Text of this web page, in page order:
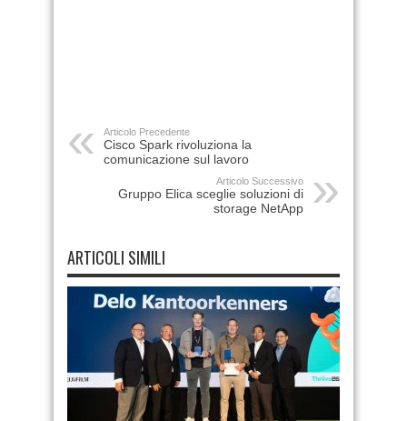
Articolo Precedente
Cisco Spark rivoluziona la
comunicazione sul lavoro
Articolo Successivo
Gruppo Elica sceglie soluzioni di
storage NetApp
ARTICOLI SIMILI